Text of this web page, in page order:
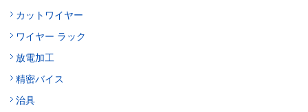
カットワイヤー
ワイヤー ラック
放電加工
精密バイス
治具